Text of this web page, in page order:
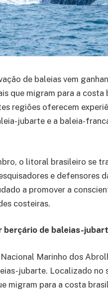
de baleias vem
que migram para a
regiões oferecem
jubarte e a baleia-
o litoral brasileiro se
e defensores
a promover a
costeiras.
berçário de baleias-
Nacional Marinho dos
jubarte. Localizado
migram para a costa